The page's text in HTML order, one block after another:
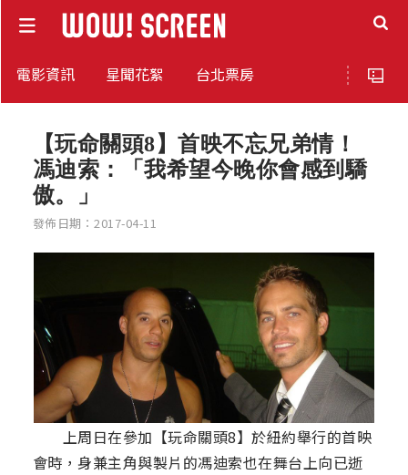
電影資訊 星聞花絮 台北票房
【玩命關頭8】首映不忘兄弟情！
馮迪索：「我希望今晚你會感到驕
傲。」
發佈日期：2017-04-11
上周日在參加【玩命關頭8】於紐約舉行的首映
會時，身兼主角與製片的馮迪索也在舞台上向已逝